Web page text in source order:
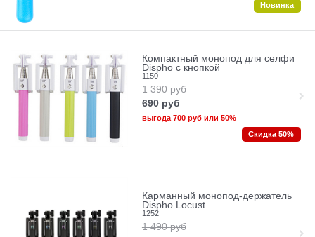
Новинка
Компактный монопод для селфи
Dispho с кнопкой
1150
1 390 руб
690 руб
выгода 700 рубили 50%
Скидка 50%
Карманный монопод-держатель
Dispho Locust
1252
1 490 руб